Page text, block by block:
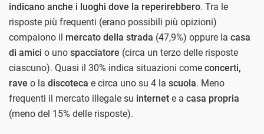
indicano anche i luoghi dove la reperirebbero. Tra le
risposte più frequenti (erano possibili più opizioni)
compaiono il mercato della strada (47,9%) oppure la casa
di amici o uno spacciatore (circa un terzo delle risposte
ciascuno). Quasi il 30% indica situazioni come concerti,
rave o la discoteca e circa uno su 4 la scuola. Meno
frequenti il mercato illegale su internet e a casa propria
(meno del 15% delle risposte).